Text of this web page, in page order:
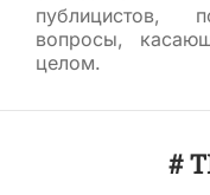
публицистов,
вопросы,
целом.
#